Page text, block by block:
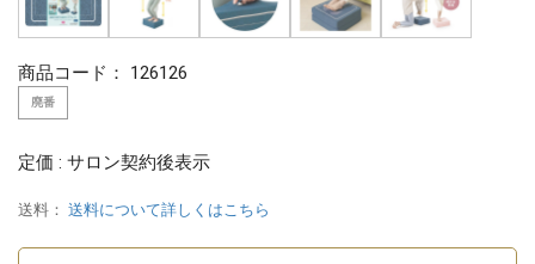
商品コード： 126126
廃番
定価 : サロン契約後表示
送料： 送料について詳しくはこちら